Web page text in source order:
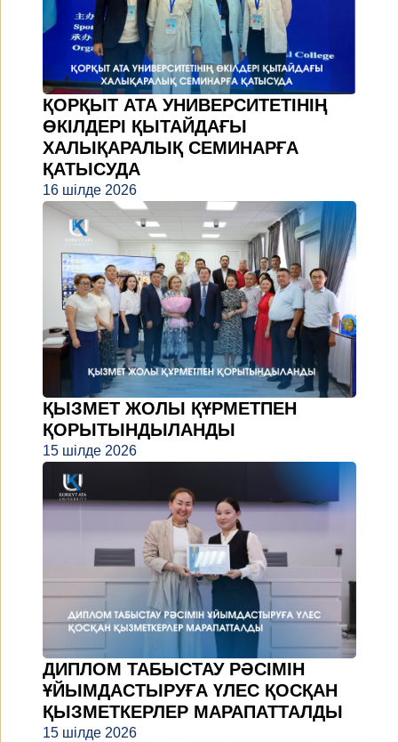
ҚОРҚЫТ АТА УНИВЕРСИТЕТІНІҢ
ӨКІЛДЕРІ ҚЫТАЙДАҒЫ
ХАЛЫҚАРАЛЫҚ СЕМИНАРҒА
ҚАТЫСУДА
16 шілде 2026
ҚЫЗМЕТ ЖОЛЫ ҚҰРМЕТПЕН
ҚОРЫТЫНДЫЛАНДЫ
15 шілде 2026
ДИПЛОМ ТАБЫСТАУ РӘСІМІН
ҰЙЫМДАСТЫРУҒА ҮЛЕС ҚОСҚАН
ҚЫЗМЕТКЕРЛЕР МАРАПАТТАЛДЫ
15 шілде 2026